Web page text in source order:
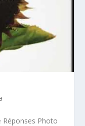
Réponses Photo